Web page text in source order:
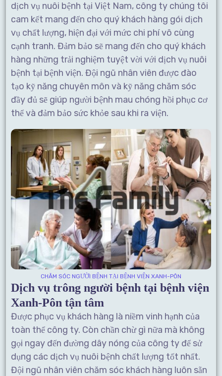
dịch vụ nuôi bệnh tại Việt Nam, công ty chúng tôi
cam kết mang đến cho quý khách hàng gói dịch
vụ chất lượng, hiện đại với mức chi phí vô cùng
cạnh tranh. Đảm bảo sẽ mang đến cho quý khách
hàng những trải nghiệm tuyệt vời với dịch vụ nuôi
bệnh tại bệnh viện. Đội ngũ nhân viên được đào
tạo kỹ năng chuyên môn và kỹ năng chăm sóc
đầy đủ sẽ giúp người bệnh mau chóng hồi phục cơ
thể và đảm bảo sức khỏe sau khi ra viện.
CHĂM SÓC NGƯỜI BỆNH TẠI BỆNH VIỆN XANH-PÔN
Dịch vụ trông người bệnh tại bệnh viện
Xanh-Pôn tận tâm
Được phục vụ khách hàng là niềm vinh hạnh của
toàn thể công ty. Còn chần chừ gì nữa mà không
gọi ngay đến đường dây nóng của công ty để sử
dụng các dịch vụ nuôi bệnh chất lượng tốt nhất.
Đội ngũ nhân viên chăm sóc khách hàng luôn sẵn